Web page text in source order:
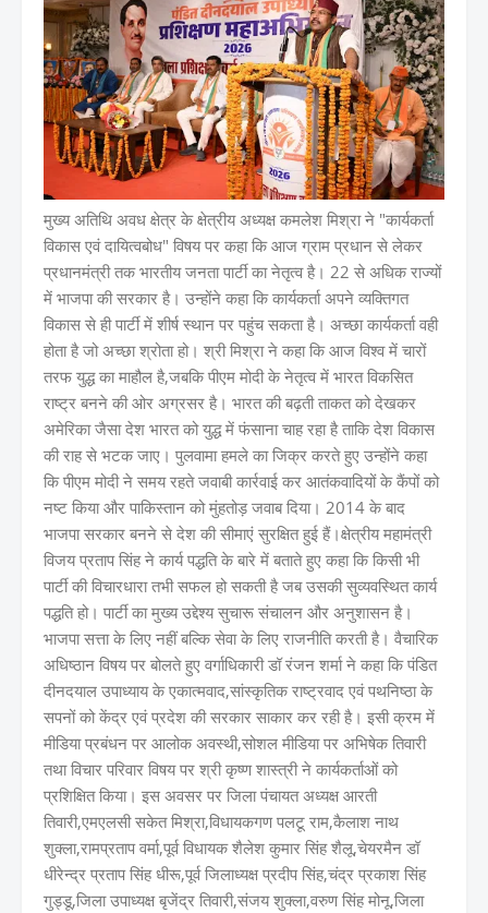
मुख्य अतिथि अवध क्षेत्र के क्षेत्रीय अध्यक्ष कमलेश मिश्रा ने "कार्यकर्ता
विकास एवं दायित्वबोध" विषय पर कहा कि आज ग्राम प्रधान से लेकर
प्रधानमंत्री तक भारतीय जनता पार्टी का नेतृत्व है। 22 से अधिक राज्यों
में भाजपा की सरकार है। उन्होंने कहा कि कार्यकर्ता अपने व्यक्तिगत
विकास से ही पार्टी में शीर्ष स्थान पर पहुंच सकता है। अच्छा कार्यकर्ता वही
होता है जो अच्छा श्रोता हो। श्री मिश्रा ने कहा कि आज विश्व में चारों
तरफ युद्ध का माहौल है,जबकि पीएम मोदी के नेतृत्व में भारत विकसित
राष्ट्र बनने की ओर अग्रसर है। भारत की बढ़ती ताकत को देखकर
अमेरिका जैसा देश भारत को युद्ध में फंसाना चाह रहा है ताकि देश विकास
की राह से भटक जाए। पुलवामा हमले का जिक्र करते हुए उन्होंने कहा
कि पीएम मोदी ने समय रहते जवाबी कार्रवाई कर आतंकवादियों के कैंपों को
नष्ट किया और पाकिस्तान को मुंहतोड़ जवाब दिया। 2014 के बाद
भाजपा सरकार बनने से देश की सीमाएं सुरक्षित हुई हैं।क्षेत्रीय महामंत्री
विजय प्रताप सिंह ने कार्य पद्धति के बारे में बताते हुए कहा कि किसी भी
पार्टी की विचारधारा तभी सफल हो सकती है जब उसकी सुव्यवस्थित कार्य
पद्धति हो। पार्टी का मुख्य उद्देश्य सुचारू संचालन और अनुशासन है।
भाजपा सत्ता के लिए नहीं बल्कि सेवा के लिए राजनीति करती है। वैचारिक
अधिष्ठान विषय पर बोलते हुए वर्गाधिकारी डॉ रंजन शर्मा ने कहा कि पंडित
दीनदयाल उपाध्याय के एकात्मवाद,सांस्कृतिक राष्ट्रवाद एवं पथनिष्ठा के
सपनों को केंद्र एवं प्रदेश की सरकार साकार कर रही है। इसी क्रम में
मीडिया प्रबंधन पर आलोक अवस्थी,सोशल मीडिया पर अभिषेक तिवारी
तथा विचार परिवार विषय पर श्री कृष्ण शास्त्री ने कार्यकर्ताओं को
प्रशिक्षित किया। इस अवसर पर जिला पंचायत अध्यक्ष आरती
तिवारी,एमएलसी सकेत मिश्रा,विधायकगण पलटू राम,कैलाश नाथ
शुक्ला,रामप्रताप वर्मा,पूर्व विधायक शैलेश कुमार सिंह शैलू,चेयरमैन डॉ
धीरेन्द्र प्रताप सिंह धीरू,पूर्व जिलाध्यक्ष प्रदीप सिंह,चंद्र प्रकाश सिंह
गुड्डू,जिला उपाध्यक्ष बृजेंद्र तिवारी,संजय शुक्ला,वरुण सिंह मोनू,जिला